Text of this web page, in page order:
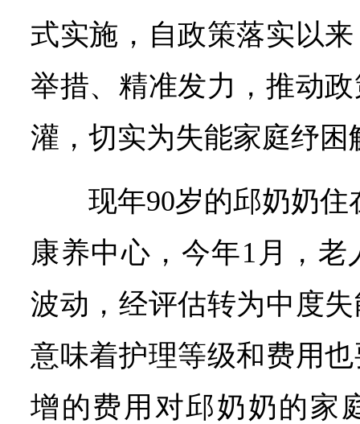
式实施，自政策落实以
举措、精准发力，推动
灌，切实为失能家庭纾困
现年90岁的邱奶奶住
康养中心，今年1月，
波动，经评估转为中度
意味着护理等级和费用
增的费用对邱奶奶的家